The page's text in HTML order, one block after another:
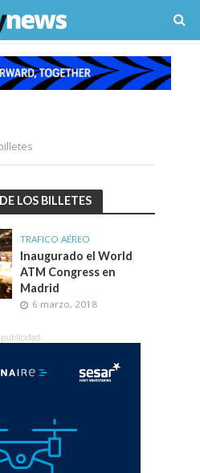
LOS BILLETES
TRAFICO AÉREO
Inaugurado el World
ATM Congress en
Madrid
6 marzo, 2018